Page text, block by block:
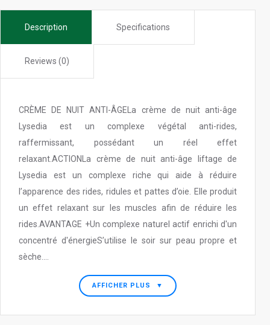
Description Specifications
Reviews (0)
CRÈME DE NUIT ANTI-ÂGELa crème de nuit anti-âge
Lysedia est un complexe végétal anti-rides,
raffermissant, possédant un réel effet
relaxant.ACTIONLa crème de nuit anti-âge liftage de
Lysedia est un complexe riche qui aide à réduire
l’apparence des rides, ridules et pattes d’oie. Elle produit
un effet relaxant sur les muscles afin de réduire les
rides.AVANTAGE +Un complexe naturel actif enrichi d'un
concentré d'énergieS’utilise le soir sur peau propre et
sèche....
AFFICHER PLUS ▼